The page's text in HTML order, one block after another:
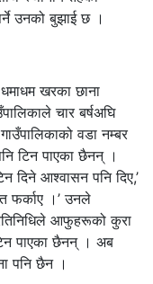
उनको बुझाई छ ।
खरका छाना
चार बर्षअघि
वडा नम्बर
टिन पाएका छैनन् ।
दिने आश्वासन पनि दिए,’
फर्काए ।’ उनले
आफुहरूको कुरा
पाएका छैनन् । अब
पनि छैन ।